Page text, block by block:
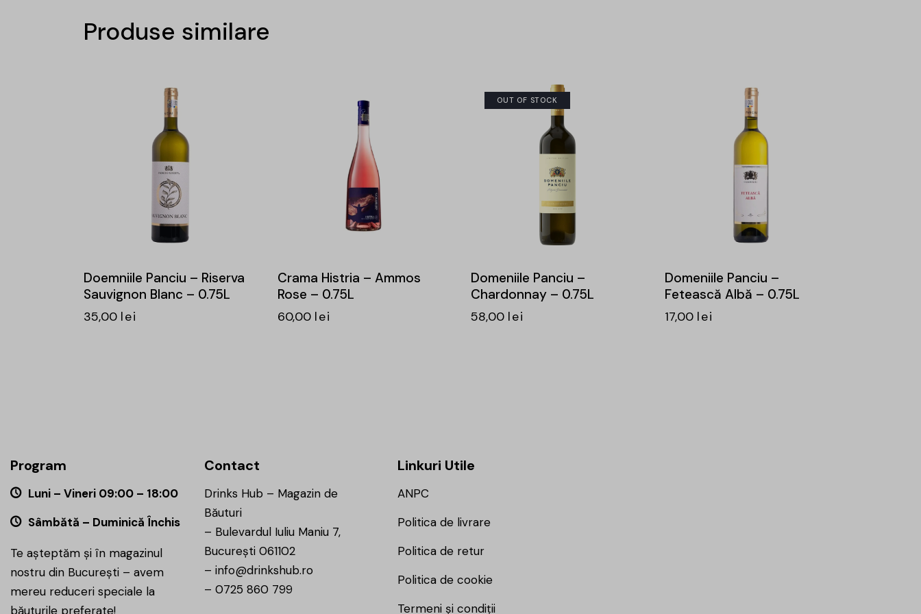
Produse similare
Doemniile Panciu – Riserva
Sauvignon Blanc – 0.75L
35,00 lei
Crama Histria – Ammos
Rose – 0.75L
60,00 lei
OUT OF STOCK
Domeniile Panciu –
Chardonnay – 0.75L
58,00 lei
Domeniile Panciu –
Fetească Albă – 0.75L
17,00 lei
Program
Luni – Vineri 09:00 – 18:00
Sâmbătă – Duminică Închis
Te așteptăm și în magazinul
nostru din București – avem
mereu reduceri speciale la
băuturile preferate!
Contact
Drinks Hub – Magazin de
Băuturi
– Bulevardul Iuliu Maniu 7,
București 061102
– info@drinkshub.ro
– 0725 860 799
Linkuri Utile
ANPC
Politica de livrare
Politica de retur
Politica de cookie
Termeni și condiții